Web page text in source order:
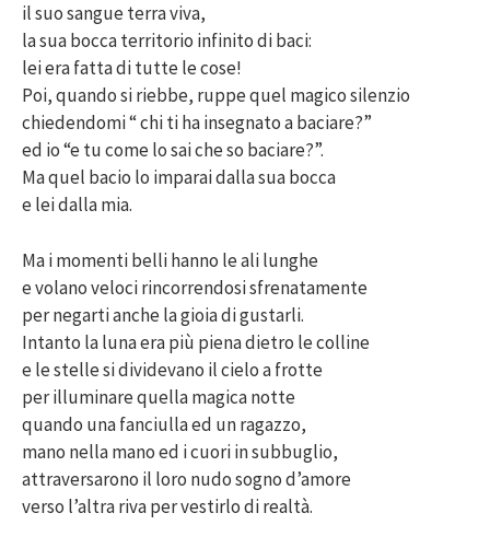
il suo sangue terra viva,
la sua bocca territorio infinito di baci:
lei era fatta di tutte le cose!
Poi, quando si riebbe, ruppe quel magico silenzio
chiedendomi “ chi ti ha insegnato a baciare?”
ed io “e tu come lo sai che so baciare?”.
Ma quel bacio lo imparai dalla sua bocca
e lei dalla mia.
Ma i momenti belli hanno le ali lunghe
e volano veloci rincorrendosi sfrenatamente
per negarti anche la gioia di gustarli.
Intanto la luna era più piena dietro le colline
e le stelle si dividevano il cielo a frotte
per illuminare quella magica notte
quando una fanciulla ed un ragazzo,
mano nella mano ed i cuori in subbuglio,
attraversarono il loro nudo sogno d’amore
verso l’altra riva per vestirlo di realtà.